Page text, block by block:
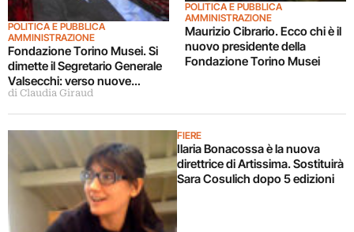
POLITICA E PUBBLICA
AMMINISTRAZIONE
Fondazione Torino Musei. Si
dimette il Segretario Generale
Valsecchi: verso nuove
opportunità
di Claudia Giraud
POLITICA E PUBBLICA
AMMINISTRAZIONE
Maurizio Cibrario. Ecco chi è il
nuovo presidente della
Fondazione Torino Musei
FIERE
Ilaria Bonacossa è la nuova
direttrice di Artissima. Sostituirà
Sara Cosulich dopo 5 edizioni